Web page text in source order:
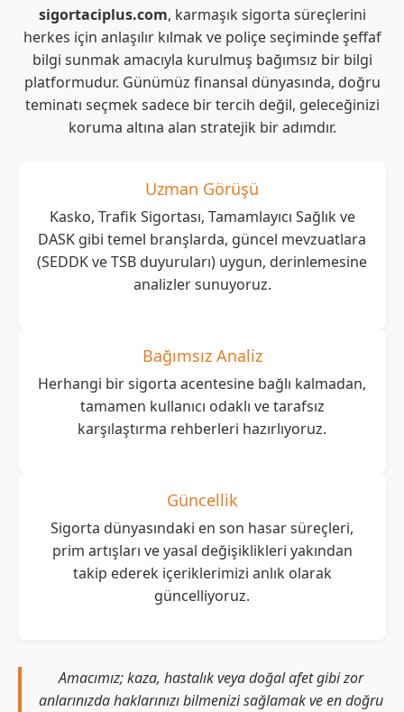
sigortaciplus.com, karmaşık sigorta süreçlerini
herkes için anlaşılır kılmak ve poliçe seçiminde şeffaf
bilgi sunmak amacıyla kurulmuş bağımsız bir bilgi
platformudur. Günümüz finansal dünyasında, doğru
teminatı seçmek sadece bir tercih değil, geleceğinizi
koruma altına alan stratejik bir adımdır.
Uzman Görüşü
Kasko, Trafik Sigortası, Tamamlayıcı Sağlık ve
DASK gibi temel branşlarda, güncel mevzuatlara
(SEDDK ve TSB duyuruları) uygun, derinlemesine
analizler sunuyoruz.
Bağımsız Analiz
Herhangi bir sigorta acentesine bağlı kalmadan,
tamamen kullanıcı odaklı ve tarafsız
karşılaştırma rehberleri hazırlıyoruz.
Güncellik
Sigorta dünyasındaki en son hasar süreçleri,
prim artışları ve yasal değişiklikleri yakından
takip ederek içeriklerimizi anlık olarak
güncelliyoruz.
Amacımız; kaza, hastalık veya doğal afet gibi zor
anlarınızda haklarınızı bilmenizi sağlamak ve en doğru